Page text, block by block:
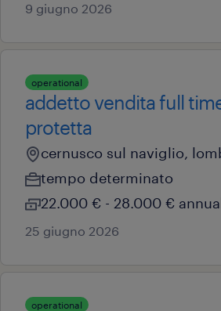
9 giugno 2026
operational
addetto vendita full
protetta
cernusco sul naviglio,
tempo determinato
22.000 € - 28.000 €
25 giugno 2026
operational